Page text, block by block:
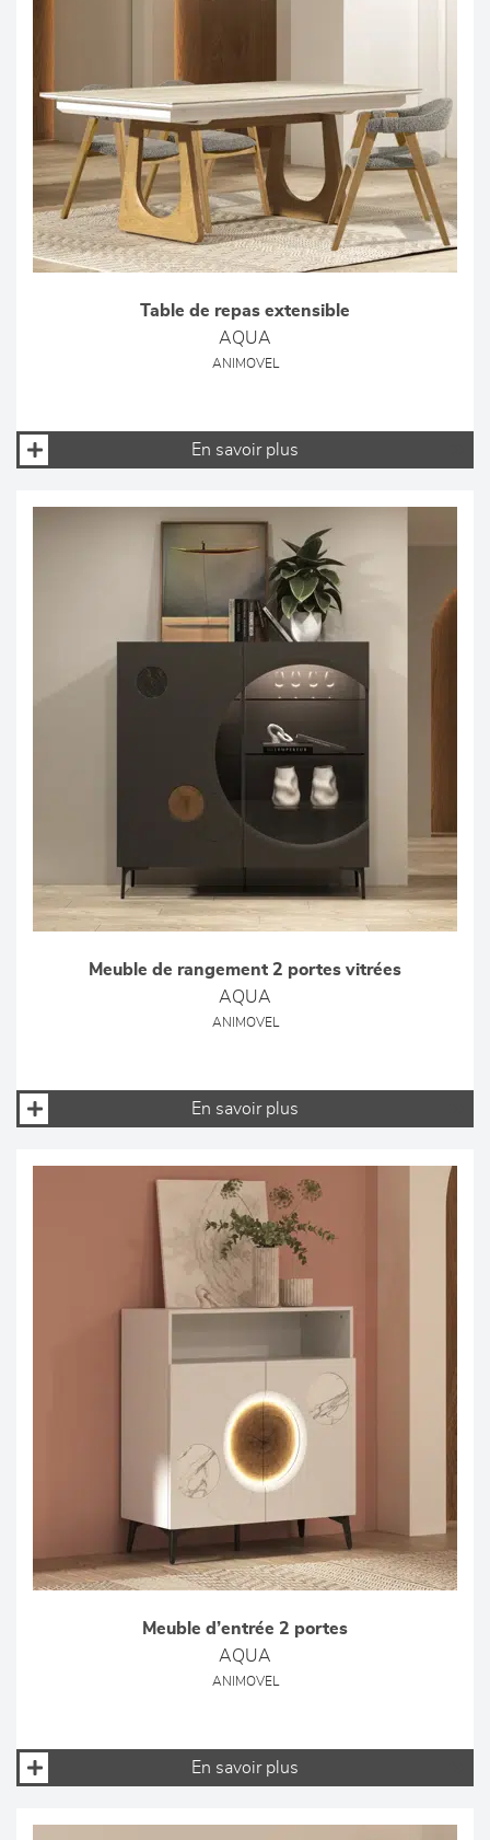
Table de repas extensible
AQUA
ANIMOVEL
En savoir plus
Meuble de rangement 2 portes vitrées
AQUA
ANIMOVEL
En savoir plus
Meuble d’entrée 2 portes
AQUA
ANIMOVEL
En savoir plus